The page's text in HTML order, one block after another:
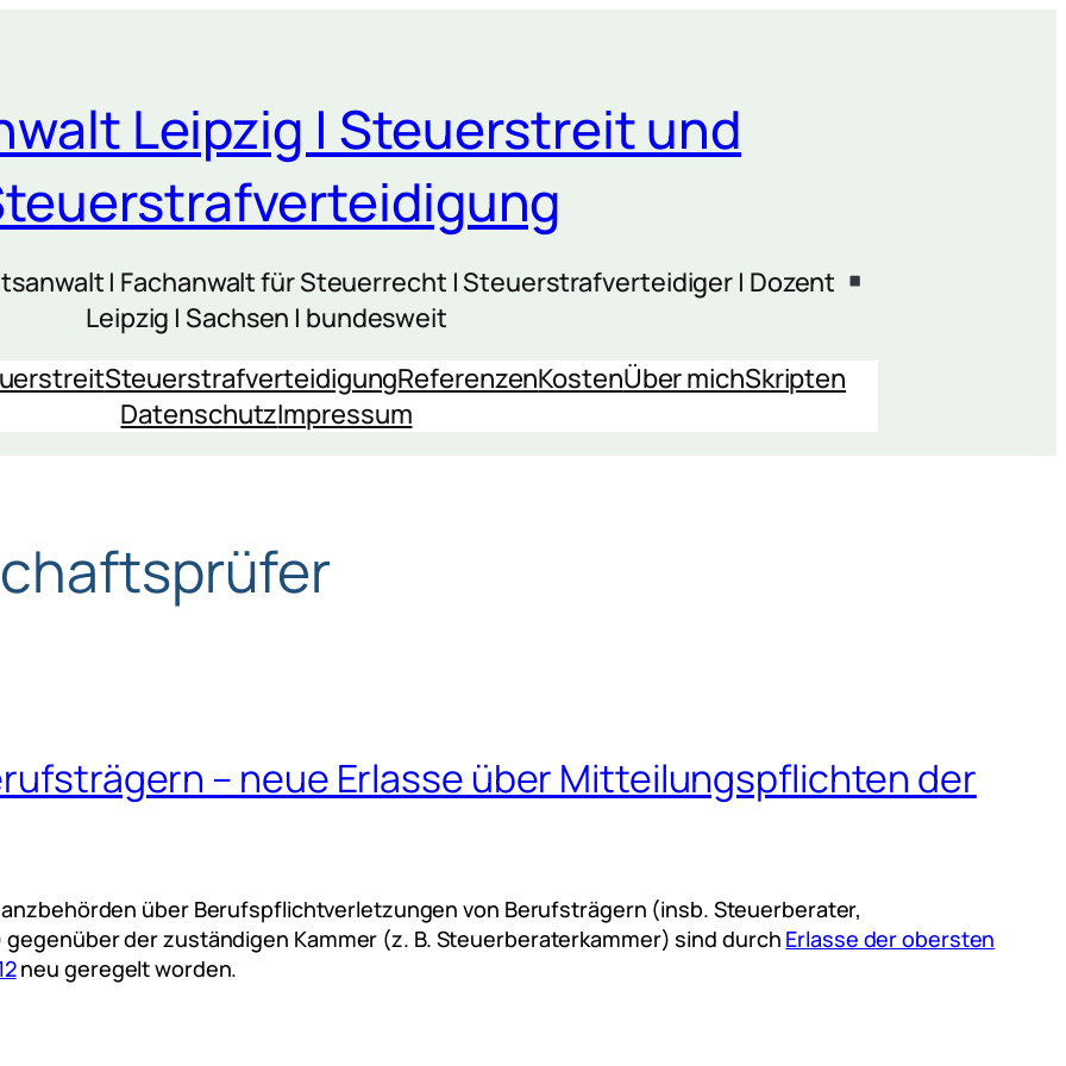
Leipzig | Steuerstreit und
| Fachanwalt für Steuerrecht | Steuerstrafverteidiger | Dozent
Leipzig | Sachsen | bundesweit
SteuerstrafverteidigungReferenzenKostenÜber michSkripten
DatenschutzImpressum
– neue Erlasse über Mitteilungspflichten der
über Berufspflichtverletzungen von Berufsträgern (insb. Steuerberater,
der zuständigen Kammer (z. B. Steuerberaterkammer) sind durch Erlasse der obersten
neu geregelt worden.